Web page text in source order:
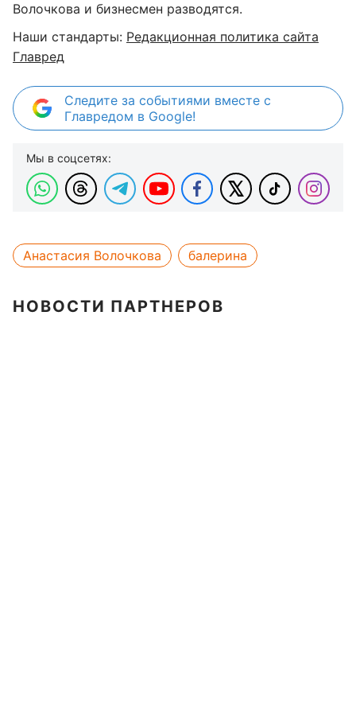
Волочкова и бизнесмен разводятся.
Наши стандарты: Редакционная политика сайта
Главред
Следите за событиями вместе с
Главредом в Google!
Мы в соцсетях:
Анастасия Волочкова балерина
НОВОСТИ ПАРТНЕРОВ